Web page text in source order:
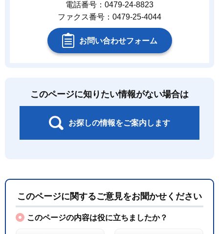
電話番号：0479-24-8823
ファクス番号：0479-25-4044
お問い合わせフォーム
このページに知りたい情報がない場合は
お探しの情報をご案内します
このページに関するご意見をお聞かせください
このページの内容は役に立ちましたか？